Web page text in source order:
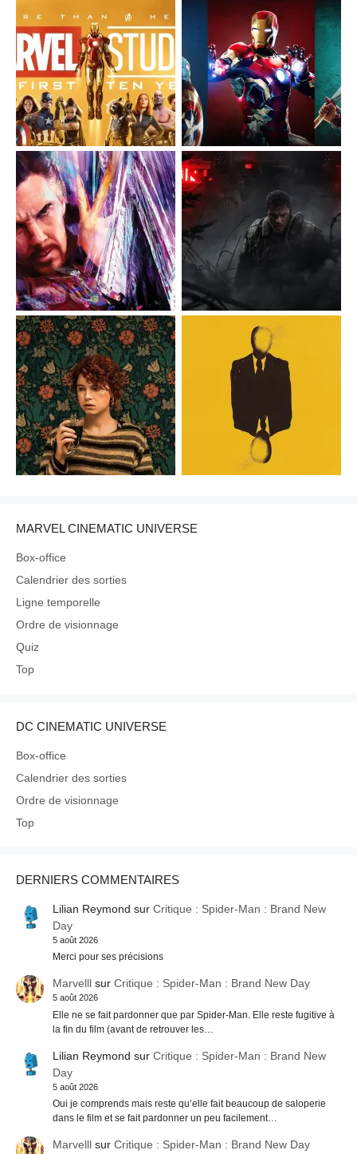
MARVEL CINEMATIC UNIVERSE
Box-office
Calendrier des sorties
Ligne temporelle
Ordre de visionnage
Quiz
Top
DC CINEMATIC UNIVERSE
Box-office
Calendrier des sorties
Ordre de visionnage
Top
DERNIERS COMMENTAIRES
Lilian Reymond sur Critique : Spider-Man : Brand New
Day
5 août 2026
Merci pour ses précisions
Marvelllsur Critique : Spider-Man : Brand New Day
5 août 2026
Elle ne se fait pardonner que par Spider-Man. Elle reste fugitive à
la fin du film (avant de retrouver les…
Lilian Reymond sur Critique : Spider-Man : Brand New
Day
5 août 2026
Oui je comprends mais reste qu’elle fait beaucoup de saloperie
dans le film et se fait pardonner un peu facilement…
Marvelllsur Critique : Spider-Man : Brand New Day